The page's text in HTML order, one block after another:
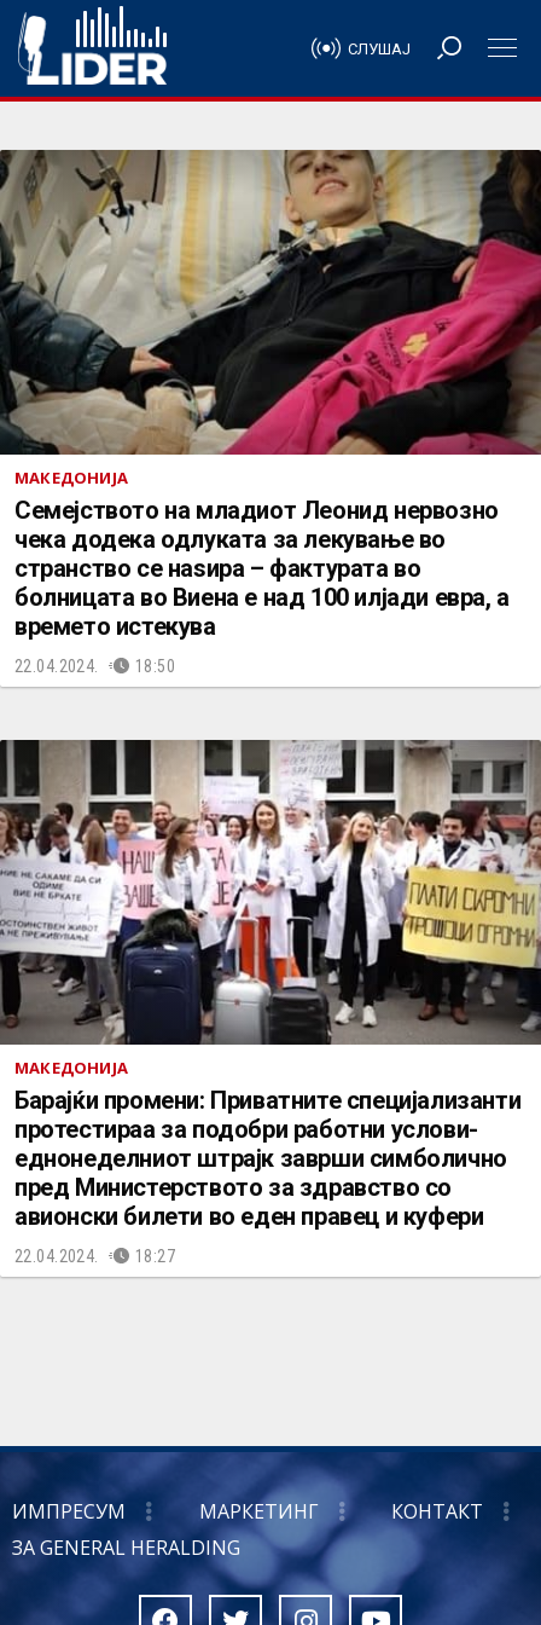
СЛУШАЈ
МАКЕДОНИЈА
Семејството на младиот Леонид нервозно
чека додека одлуката за лекување во
странство се наѕира – фактурата во
болницата во Виена е над 100 илјади евра, а
времето истекува
22.04.2024. 18:50
МАКЕДОНИЈА
Барајќи промени: Приватните специјализанти
протестираа за подобри работни услови-
еднонеделниот штрајк заврши симболично
пред Министерството за здравство со
авионски билети во еден правец и куфери
22.04.2024. 18:27
ИМПРЕСУМ МАРКЕТИНГ
КОНТАКТ
ЗА GENERAL HERALDING